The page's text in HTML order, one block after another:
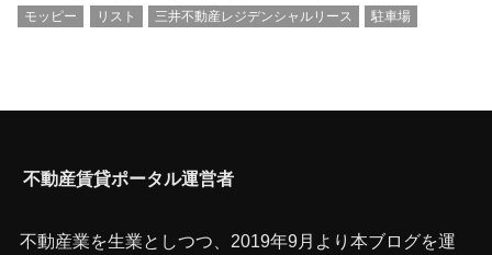
モッピー
リスト 三井不動産レジデンシャルリース 駐車場
不動産賃貸ポータル運営者
不動産業を生業としつつ、2019年9月より本ブログを運